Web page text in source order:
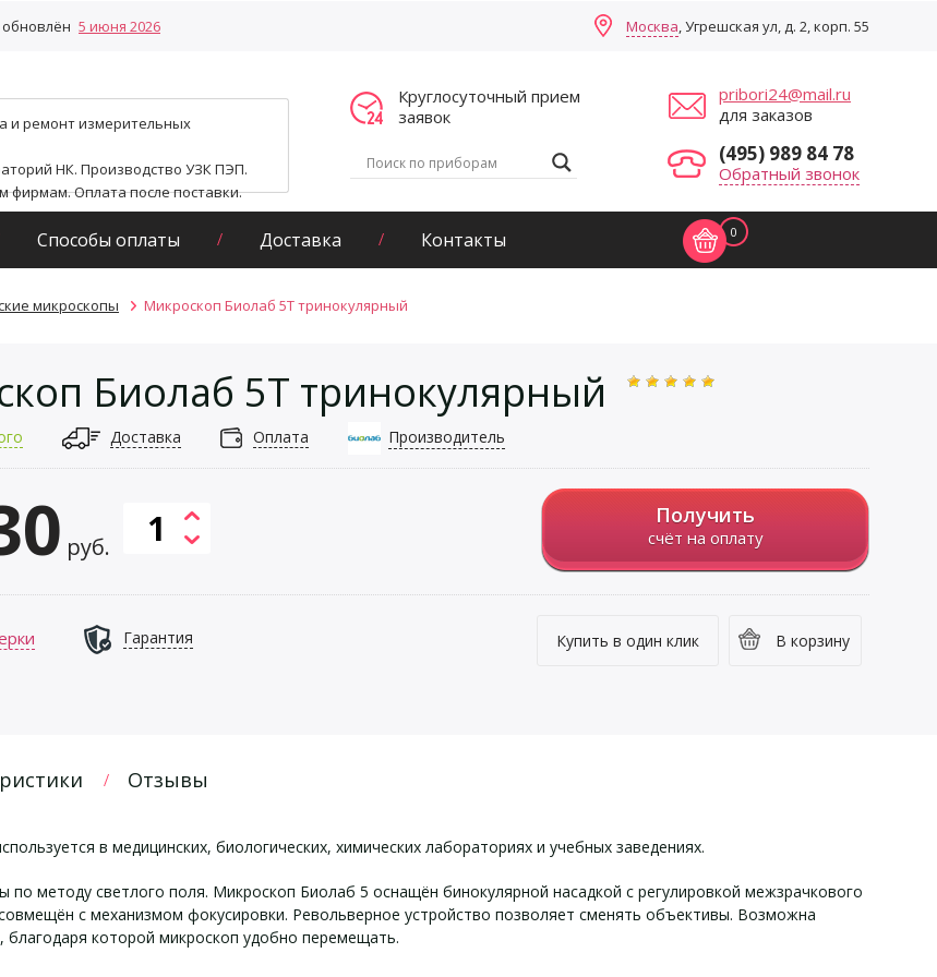
5 июня 2026 Москва, Угрешская ул, д. 2, корп. 55
и ремонт измерительных
НК. Производство УЗК ПЭП.
фирмам. Оплата после поставки.
Круглосуточный прием
заявок
pribori24@mail.ru
для заказов
(495) 989 84 78
Обратный звонок
Способы оплаты Доставка Контакты 0
микроскопы Микроскоп Биолаб 5T тринокулярный
Биолаб 5T тринокулярный
Доставка Оплата Производитель
руб.
Получить
счёт на оплату
В корзину
Купить в один клик
Гарантия
Отзывы
в медицинских, биологических, химических лабораториях и учебных заведениях.
методу светлого поля. Микроскоп Биолаб 5 оснащён бинокулярной насадкой с регулировкой межзрачкового
с механизмом фокусировки. Револьверное устройство позволяет сменять объективы. Возможна
которой микроскоп удобно перемещать.